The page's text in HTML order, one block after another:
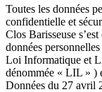
Toutes les données
confidentielle et
Clos Barisseuse
données
Loi Informatique et
dénommée « LIL » )
Données du 27 avril